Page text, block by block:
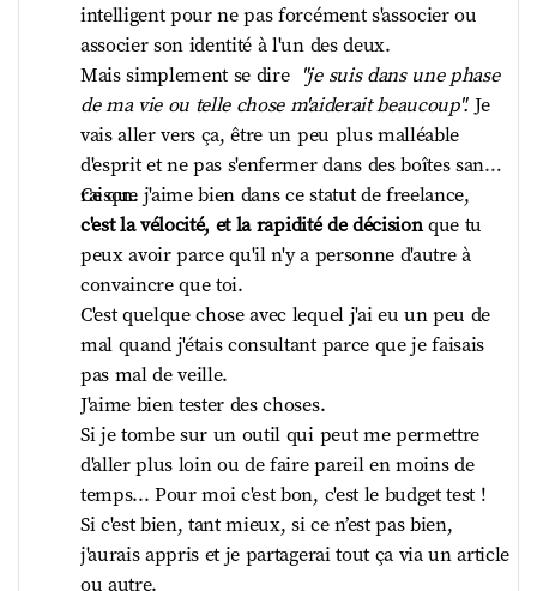
Les facs françaises forment des linguistes
qui sauraient faire ça très bien si les
entreprises savaient où les chercher. On a
un problème pour intégrer ces savoir-faire
dans des équipes UX ou des équipes
produit. On se retrouve avec des
ouvertures de pays qui ratent
complètement sans que le niveau de
connaissance des processus de traduction
et localisation progressent.
Sendinblue, j’ai poussé pour le recrutement
d'une personne à temps plein qui devait
s’occuper de ça et nous aider lors du
lancement des projets à faire un
(un élément clé du design system) qui va
servir à préparer la traduction autant du
côté marketing que produit. Souvent on a
le marketing qui vend un produit en lui
donnant un certain nom, mais au sein d'une
intelligent pour ne pas forcément s'associer ou
Mais simplement se dire "je suis dans une phase
de ma vie ou telle chose m'aiderait beaucoup". Je
vais aller vers ça, être un peu plus malléable
d'esprit et ne pas s'enfermer dans des boîtes sans
raison.
c'est la vélocité, et la rapidité de décision que tu
peux avoir parce qu'il n'y a personne d'autre à
C'est quelque chose avec lequel j'ai eu un peu de
mal quand j'étais consultant parce que je faisais
Si je tombe sur un outil qui peut me permettre
d'aller plus loin ou de faire pareil en moins de
Si c'est bien, tant mieux, si ce n’est pas bien,
j'aurais appris et je partagerai tout ça via un article